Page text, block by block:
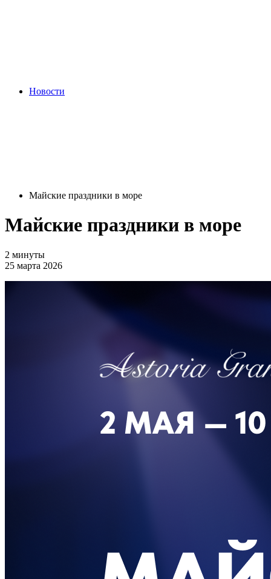
Новости
Майские праздники в море
Майские праздники в море
2 минуты
25 марта 2026